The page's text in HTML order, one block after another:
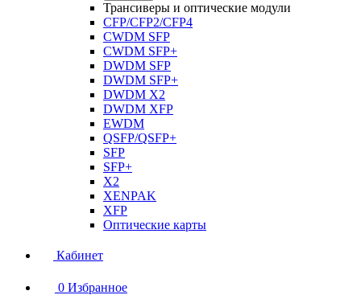
Трансиверы и оптические модули
CFP/CFP2/CFP4
CWDM SFP
CWDM SFP+
DWDM SFP
DWDM SFP+
DWDM X2
DWDM XFP
EWDM
QSFP/QSFP+
SFP
SFP+
X2
XENPAK
XFP
Оптические карты
Кабинет
0 Избранное